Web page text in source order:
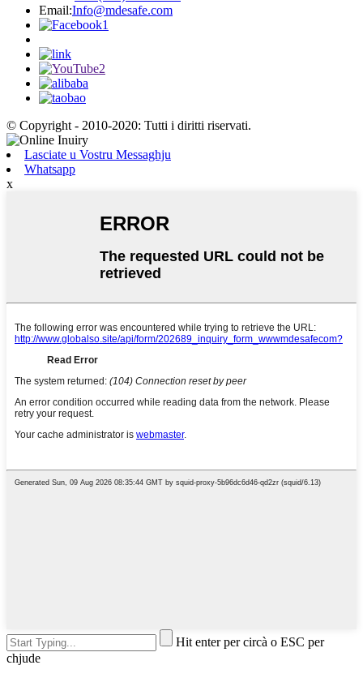
Email:Info@mdesafe.com
© Copyright - 2010-2020: Tutti i diritti riservati.
Lasciate u Vostru Messaghju
Whatsapp
x
Hit enter per circà o ESC per
chjude